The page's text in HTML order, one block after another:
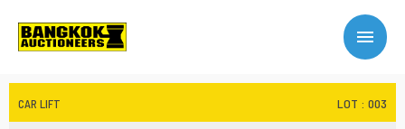
CAR LIFT LOT : 003